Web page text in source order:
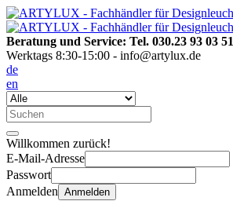
Beratung und Service: Tel. 030.23 93 03 51
Werktags 8:30-15:00 - info@artylux.de
de
en
Willkommen zurück!
E-Mail-Adresse
Passwort
Anmelden Anmelden